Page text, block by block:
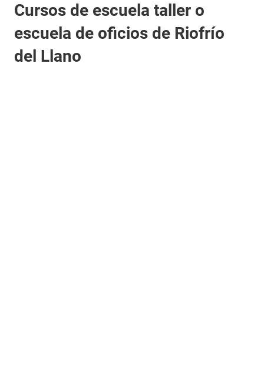
Cursos de escuela taller o
escuela de oficios de Riofrío
del Llano